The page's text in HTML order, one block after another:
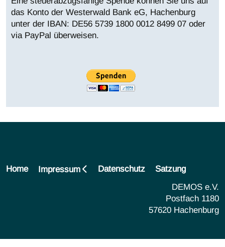
das Konto der Westerwald Bank eG, Hachenburg
unter der IBAN: DE56 5739 1800 0012 8499 07 oder
via PayPal überweisen.
Home Impressum Datenschutz
Satzung
DEMOS e.V.
Postfach 1180
57620 Hachenburg